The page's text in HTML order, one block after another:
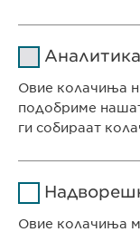
Евофарма
Времетраење
Цел
Аналитика
Овие колачиња
подобриме
ги собираат
Овие колачиња